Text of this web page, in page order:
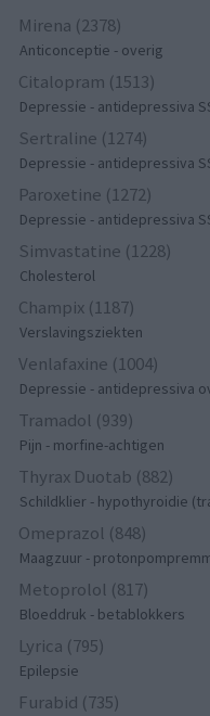
Mirena (2378)
Anticonceptie - overig
Citalopram (1513)
Depressie - antidepressiva
Sertraline (1274)
Depressie - antidepressiva
Paroxetine (1272)
Depressie - antidepressiva
Simvastatine (1228)
Cholesterol
Champix (1187)
Verslavingsziekten
Venlafaxine (1004)
Depressie - antidepressiva
Tramadol (939)
Pijn - morfine-achtigen
Thyrax Duotab (882)
Schildklier - hypothyroidie
Omeprazol (848)
Maagzuur -
Metoprolol (817)
Bloeddruk - betablokkers
Lyrica (795)
Epilepsie
Furabid (735)